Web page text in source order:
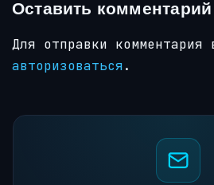
Оставить комментарий
Для отправки комментария
авторизоваться.